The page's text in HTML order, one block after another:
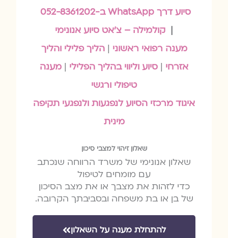
סיוע דרך WhatsApp ב-052-8361202
קולמילה – צ'אט סיוע אנונימי
מענה רפואי ראשוני |הליך פלילי והליך
אזרחי | סיוע וליווי בהליך הפלילי | מענה
טיפולי ורגשי
איגוד מרכזי הסיוע לנפגעות ולנפגעי תקיפה
מינית
שאלון זיהוי למצבי סיכון
שאלון אנונימי של משרד הרווחה שנכתב
עם מומחים לטיפול
כדי לזהות את מצבך או את מצב הסיכון
של בן או בת משפחה ובסביבתך הקרובה.
להתחלת מענה על השאלון